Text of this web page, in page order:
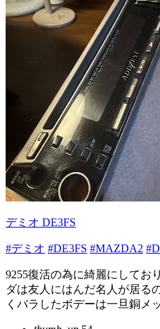
デミオ DE3FS
#デミオ #DE3FS #MAZDA2
9255復活の為に綺麗にしてお
ダは友人にはんだ名人が居る
くバラしたボデーは一旦銅メ